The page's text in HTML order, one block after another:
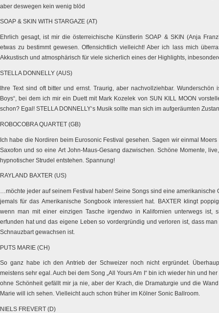
aber deswegen kein wenig blöd
SOAP & SKIN WITH STARGAZE (AT)
Ehrlich gesagt, ist mir die österreichische Künstlerin SOAP & SKIN (Anja
etwas zu bestimmt gewesen. Offensichtlich vielleicht! Aber ich lass mich
Akkustisch und atmosphärisch für viele sicherlich eines der Highlights,
STELLA DONNELLY (AUS)
Ihre Text sind oft bitter und ernst. Traurig, aber nachvollziehbar. Wunderschön
Boys“, bei dem ich mir ein Duett mit Mark Kozelek von SUN KILL MOON
schon? Egal! STELLA DONNELLY‘s Musik sollte man sich im aufgeräumten
ROBOCOBRA QUARTET (GB)
Ich habe die Nordiren beim Eurosonic Festival gesehen. Sagen wir einmal
Saxofon und so eine Art John-Maus-Gesang dazwischen. Schöne Momente,
hypnotischer Strudel entstehen. Spannung!
RAYLAND BAXTER (US)
…möchte jeder auf seinem Festival haben! Seine Songs sind eine amerikanische
jemals für das Amerikanische Songbook interessiert hat. BAXTER klingt
wenn man mit einer einzigen Tasche irgendwo in Kalifornien unterwegs ist,
erfunden hat und das eigene Leben so vordergründig und verloren ist, dass
Schnauzbart gewachsen ist.
PUTS MARIE (CH)
So ganz habe ich den Antrieb der Schweizer noch nicht ergründet.
meistens sehr egal. Auch bei dem Song „All Yours Am I“ bin ich wieder hin und
ohne Schönheit gefällt mir ja nie, aber der Krach, die Dramaturgie und die
Marie will ich sehen. Vielleicht auch schon früher im Kölner Sonic Ballroom.
NIELS FREVERT (D)